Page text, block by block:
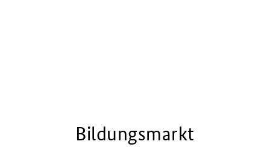
Bildungsmarkt